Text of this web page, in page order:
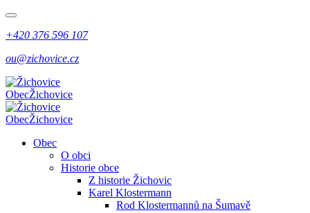
+420 376 596 107
ou@zichovice.cz
ObecŽichovice
ObecŽichovice
Obec
O obci
Historie obce
Z historie Žichovic
Karel Klostermann
Rod Klostermannů na Šumavě